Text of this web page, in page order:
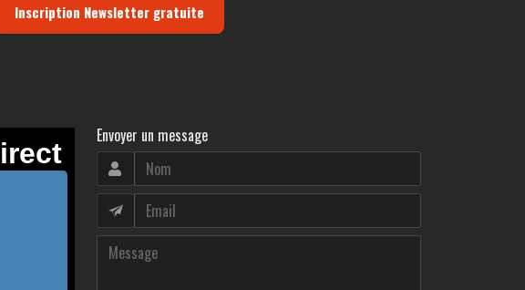
Inscription Newsletter gratuite
Envoyer un message